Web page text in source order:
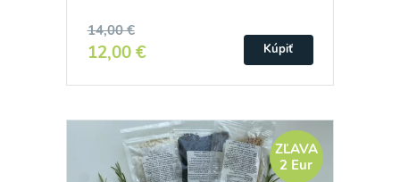
14,00 €
12,00 € Kúpiť
ZĽAVA
2 Eur